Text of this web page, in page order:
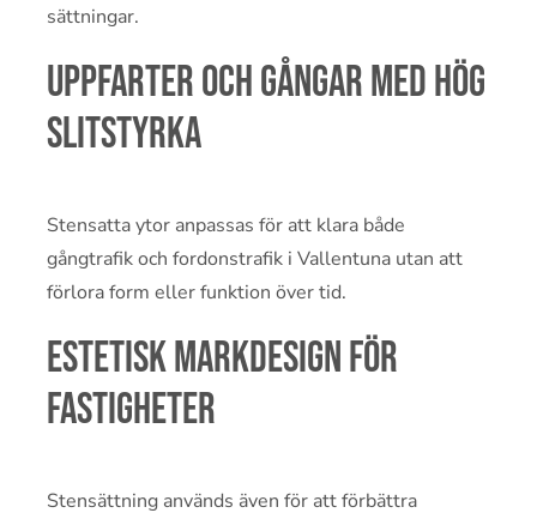
sättningar.
Uppfarter och gångar med hög
slitstyrka
Stensatta ytor anpassas för att klara både
gångtrafik och fordonstrafik i Vallentuna utan att
förlora form eller funktion över tid.
Estetisk markdesign för
fastigheter
Stensättning används även för att förbättra